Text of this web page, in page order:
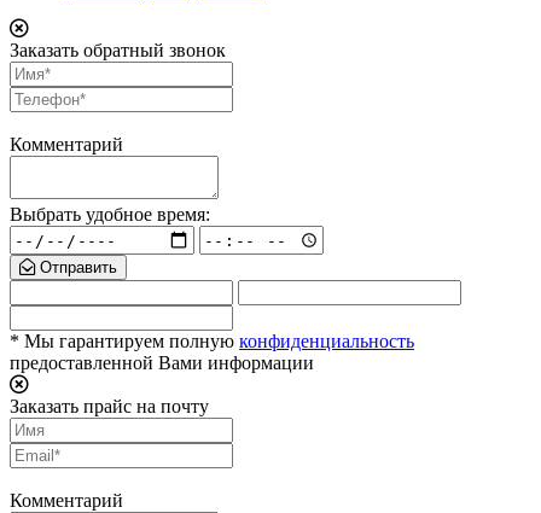
Заказать обратный звонок
Комментарий
Выбрать удобное время:
Отправить
* Мы гарантируем полную конфиденциальность
предоставленной Вами информации
Заказать прайс на почту
Комментарий